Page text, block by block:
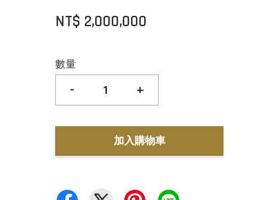
NT$ 2,000,000
數量
- +
加入購物車